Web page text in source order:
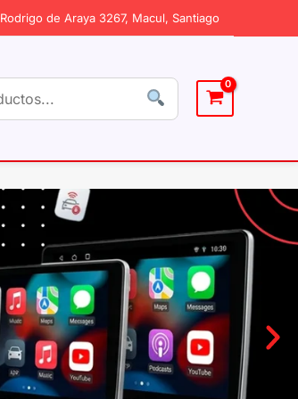
Rodrigo de Araya 3267, Macul, Santiago